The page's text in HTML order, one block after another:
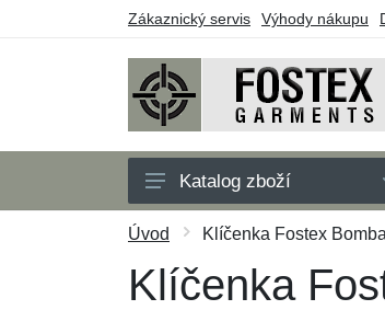
Zákaznický servis Výhody nákupu
Pánské
Dětské
Katalog zboží
Úvod Klíčenka Fostex
Klíčenka